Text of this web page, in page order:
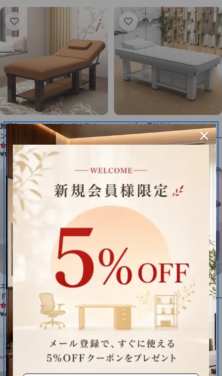
003
価
格
レタンフォーム 収納トレイ ブラ
ック MYBED-M-004
施術台 エステベッド リクライニ
ング可能 施術ベッド 美容 店舗
用什器 有孔デザイン フランネル
生地 レザー生地 リネン生地 ス
チール脚 MYBED-M-001
4.8 (4件)
通
¥19,800
エステ台 収納付き エステベッ
ド ラテックスマットレス 整体べ
ッド リクライニング機能 マット
MYBED-M-009
4.7 (6件)
価
格
エステベッド エステ台 施術ベッ
ド 金属製レバー 可調節 リクラ
イニング機能 収納トレイ付き 有
孔デザイン 合皮レザー生地 ブラ
ック MYBED-M-010
5.0 (3件)
通
格
¥42,680
折りたたみエステ台 エステベッ
ド 高密度ウレタンフォーム 有孔
タイプ フェイスホール 折りたた
み式 省スペース 店舗用什器 店
舗家具 MYBED-M-008
5.0 (1件)
価
格
¥25,850